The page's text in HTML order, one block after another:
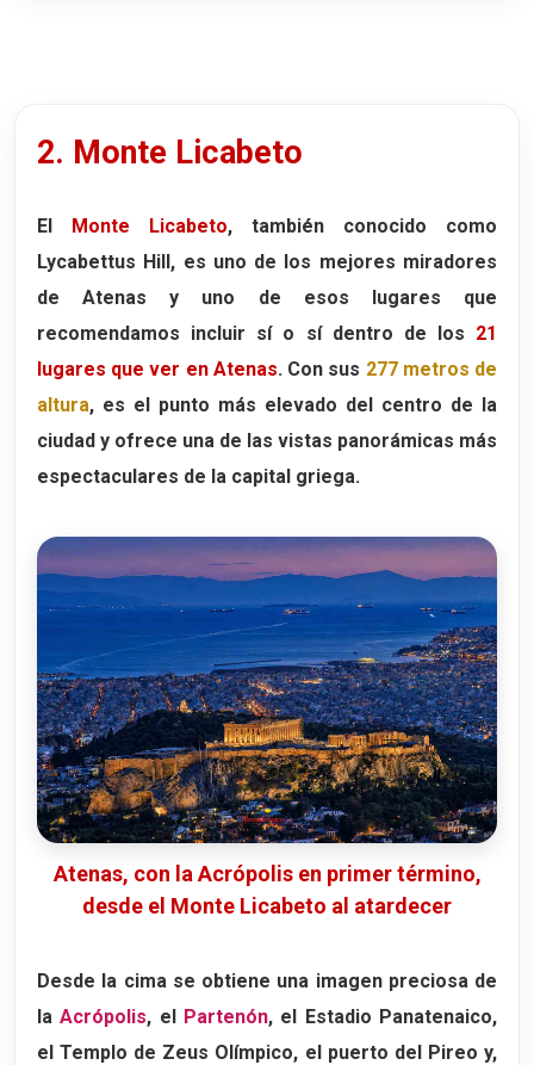
2. Monte Licabeto
El Monte Licabeto, también conocido como
Lycabettus Hill, es uno de los mejores miradores
de Atenas y uno de esos lugares que
recomendamos incluir sí o sí dentro de los 21
lugares que ver en Atenas. Con sus 277 metros de
altura, es el punto más elevado del centro de la
ciudad y ofrece una de las vistas panorámicas más
espectaculares de la capital griega.
Atenas, con la Acrópolis en primer término,
desde el Monte Licabeto al atardecer
Desde la cima se obtiene una imagen preciosa de
laAcrópolis, el Partenón, el Estadio Panatenaico,
el Templo de Zeus Olímpico, el puerto del Pireo y,